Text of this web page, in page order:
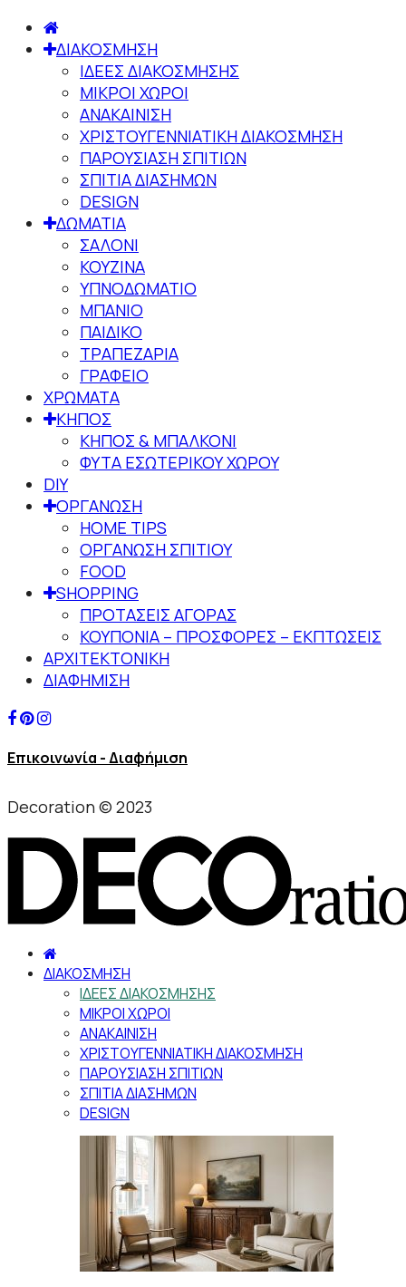
ΔΙΑΚΟΣΜΗΣΗ
ΙΔΕΕΣ ΔΙΑΚΟΣΜΗΣΗΣ
ΜΙΚΡΟΙ ΧΩΡΟΙ
ΑΝΑΚΑΙΝΙΣΗ
ΧΡΙΣΤΟΥΓΕΝΝΙΑΤΙΚΗ ΔΙΑΚΟΣΜΗΣΗ
ΠΑΡΟΥΣΙΑΣΗ ΣΠΙΤΙΩΝ
ΣΠΙΤΙΑ ΔΙΑΣΗΜΩΝ
DESIGN
ΔΩΜΑΤΙΑ
ΣΑΛΟΝΙ
ΚΟΥΖΙΝΑ
ΥΠΝΟΔΩΜΑΤΙΟ
ΜΠΑΝΙΟ
ΠΑΙΔΙΚΟ
ΤΡΑΠΕΖΑΡΙΑ
ΓΡΑΦΕΙΟ
ΧΡΩΜΑΤΑ
ΚΗΠΟΣ
ΚΗΠΟΣ & ΜΠΑΛΚΟΝΙ
ΦΥΤΑ ΕΣΩΤΕΡΙΚΟΥ ΧΩΡΟΥ
DIY
ΟΡΓΑΝΩΣΗ
HOME TIPS
ΟΡΓΑΝΩΣΗ ΣΠΙΤΙΟΥ
FOOD
SHOPPING
ΠΡΟΤΑΣΕΙΣ ΑΓΟΡΑΣ
ΚΟΥΠΟΝΙΑ – ΠΡΟΣΦΟΡΕΣ – ΕΚΠΤΩΣΕΙΣ
ΑΡΧΙΤΕΚΤΟΝΙΚΗ
ΔΙΑΦΗΜΙΣΗ
Επικοινωνία - Διαφήμιση
Decoration © 2023
ΔΙΑΚΟΣΜΗΣΗ
ΙΔΕΕΣ ΔΙΑΚΟΣΜΗΣΗΣ
ΜΙΚΡΟΙ ΧΩΡΟΙ
ΑΝΑΚΑΙΝΙΣΗ
ΧΡΙΣΤΟΥΓΕΝΝΙΑΤΙΚΗ ΔΙΑΚΟΣΜΗΣΗ
ΠΑΡΟΥΣΙΑΣΗ ΣΠΙΤΙΩΝ
ΣΠΙΤΙΑ ΔΙΑΣΗΜΩΝ
DESIGN